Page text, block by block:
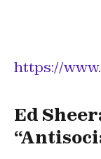
https://
Ed